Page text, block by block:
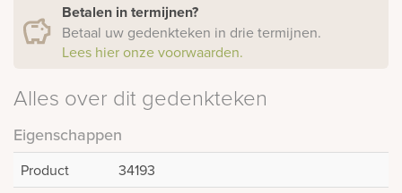
Betalen in termijnen?
Betaal uw gedenkteken in drie termijnen.
Lees hier onze voorwaarden.
Alles over dit gedenkteken
Eigenschappen
Product
34193